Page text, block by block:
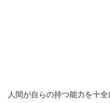
人間が自らの持つ能力を十